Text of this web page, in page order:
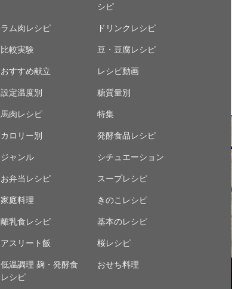
シピ
ラム肉レシピ ドリンクレシピ
比較実験 豆・豆腐レシピ
おすすめ献立 レシピ動画
設定温度別 糖質量別
馬肉レシピ 特集
カロリー別 発酵食品レシピ
ジャンル シチュエーション
お弁当レシピ スープレシピ
家庭料理 きのこレシピ
離乳食レシピ 基本のレシピ
アスリート飯 桜レシピ
低温調理 麹・発酵食
レシピ
おせち料理